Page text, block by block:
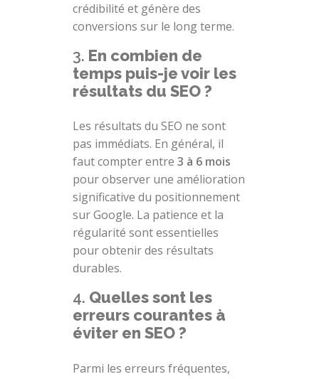
crédibilité et génère des
conversions sur le long terme.
3. En combien de
temps puis-je voir les
résultats du SEO ?
Les résultats du SEO ne sont
pas immédiats. En général, il
faut compter entre 3 à 6 mois
pour observer une amélioration
significative du positionnement
sur Google. La patience et la
régularité sont essentielles
pour obtenir des résultats
durables.
4. Quelles sont les
erreurs courantes à
éviter en SEO ?
Parmi les erreurs fréquentes,